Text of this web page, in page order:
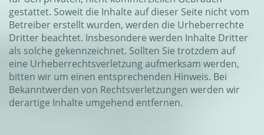
gestattet. Soweit die Inhalte auf dieser Seite nicht vom
Betreiber erstellt wurden, werden die Urheberrechte
Dritter beachtet. Insbesondere werden Inhalte Dritter
als solche gekennzeichnet. Sollten Sie trotzdem auf
eine Urheberrechtsverletzung aufmerksam werden,
bitten wir um einen entsprechenden Hinweis. Bei
Bekanntwerden von Rechtsverletzungen werden wir
derartige Inhalte umgehend entfernen.